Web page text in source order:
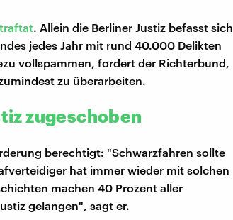
. Allein die Berliner Justiz befasst sich
jedes Jahr mit rund 40.000 Delikten
vollspammen, fordert der Richterbund,
zu überarbeiten.
zugeschoben
berechtigt: "Schwarzfahren sollte
hat immer wieder mit solchen
machen 40 Prozent aller
gelangen", sagt er.